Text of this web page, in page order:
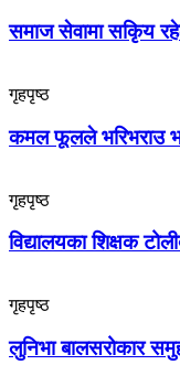
समाज सेवामा सकिृय
गृहपृष्ठ
कमल फूलले भरिभराउ
गृहपृष्ठ
विद्यालयका शिक्षक
गृहपृष्ठ
लुनिभा बालसरोकार